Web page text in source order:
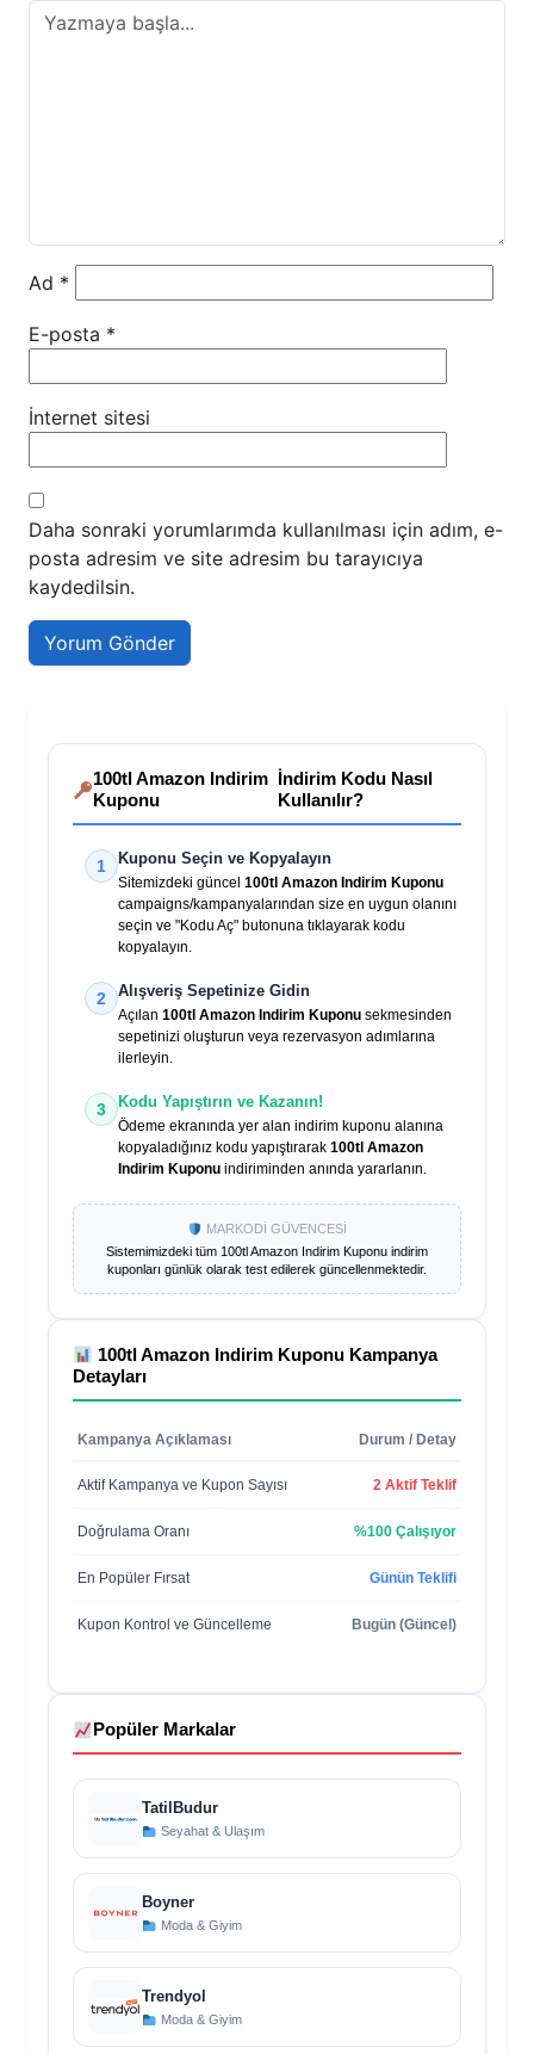
Ad *
E-posta *
İnternet sitesi
Daha sonraki yorumlarımda kullanılması için adım, e-
posta adresim ve site adresim bu tarayıcıya
kaydedilsin.
100tl Amazon Indirim
Kuponu
İndirim Kodu Nasıl
Kullanılır?
1 Kuponu Seçin ve Kopyalayın
Sitemizdeki güncel 100tl Amazon Indirim Kuponu
campaigns/kampanyalarından size en uygun olanını
seçin ve "Kodu Aç" butonuna tıklayarak kodu
kopyalayın.
2 Alışveriş Sepetinize Gidin
Açılan 100tl Amazon Indirim Kuponu sekmesinden
sepetinizi oluşturun veya rezervasyon adımlarına
ilerleyin.
3 Kodu Yapıştırın ve Kazanın!
Ödeme ekranında yer alan indirim kuponu alanına
kopyaladığınız kodu yapıştırarak 100tl Amazon
Indirim Kuponu indiriminden anında yararlanın.
MARKODİ GÜVENCESİ
Sistemimizdeki tüm 100tl Amazon Indirim Kuponu indirim
kuponları günlük olarak test edilerek güncellenmektedir.
100tl Amazon Indirim Kuponu Kampanya
Detayları
Kampanya Açıklaması Durum / Detay
Aktif Kampanya ve Kupon Sayısı 2 Aktif Teklif
Doğrulama Oranı %100 Çalışıyor
En Popüler Fırsat Günün Teklifi
Kupon Kontrol ve Güncelleme Bugün (Güncel)
Popüler Markalar
TatilBudur
Seyahat & Ulaşım
Boyner
Moda & Giyim
Trendyol
Moda & Giyim